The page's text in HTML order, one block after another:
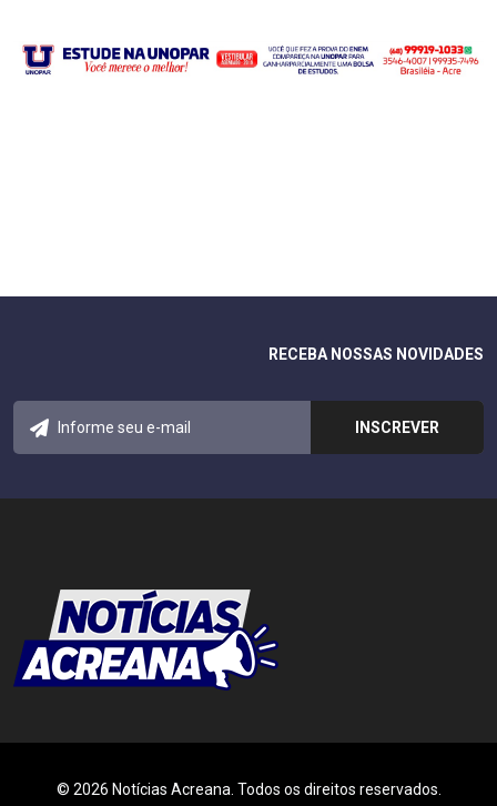
RECEBA NOSSAS NOVIDADES
© 2026 Notícias Acreana. Todos os direitos reservados.